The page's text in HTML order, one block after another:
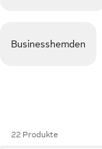
Businesshemden
22 Produkte